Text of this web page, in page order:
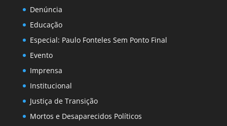
Denúncia
Educação
Especial: Paulo Fonteles Sem Ponto Final
Evento
Imprensa
Institucional
Justiça de Transição
Mortos e Desaparecidos Políticos